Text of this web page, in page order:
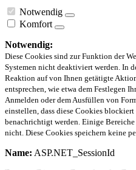
Notwendig
Komfort
Notwendig:
Diese Cookies sind zur Funktion der
Systemen nicht deaktiviert werden. In
Reaktion auf von Ihnen getätigte
entsprechen, wie etwa dem Festlegen
Anmelden oder dem Ausfüllen von
einstellen, dass diese Cookies
benachrichtigt werden. Einige
nicht. Diese Cookies speichern keine
Name: ASP.NET_SessionId